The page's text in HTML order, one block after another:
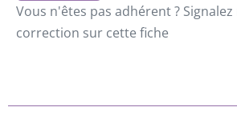
Vous n'êtes pas adhérent ?
correction sur cette fiche